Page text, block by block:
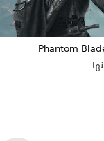
Phantom